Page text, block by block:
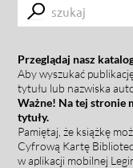
Submit
Przeglądaj nasz
Aby wyszukać
tytułu lub nazwiska
Ważne! Na tej stronie
tytuły.
Pamiętaj, że książkę
Cyfrową Kartę
w aplikacji mobilnej